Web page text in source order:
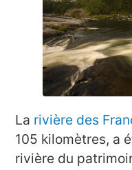
La rivière des
105 kilomètres, a
rivière du